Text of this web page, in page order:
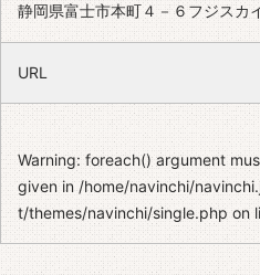
静岡県富士市本町４－６フジスカ
URL
Warning: foreach() argument
given in/home/navinchi/
t/themes/navinchi/single.php on